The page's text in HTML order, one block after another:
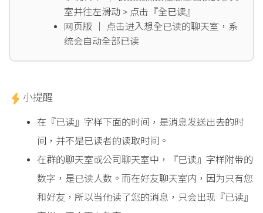
室并往左滑动 > 点击『全已读』
网页版 │ 点击进入想全已读的聊天室，系
统会自动全部已读
小提醒
在『已读』字样下面的时间，是消息发送出去的时
间，并不是已读者的读取时间。
在群的聊天室或公司聊天室中，『已读』字样附带的
数字，是已读人数。而在好友聊天室内，因为只有您
和好友，所以当他读了您的消息，只会出现『已读』